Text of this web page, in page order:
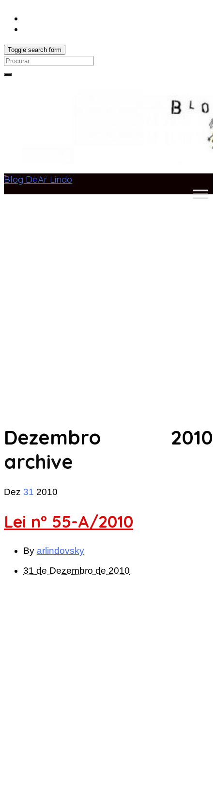
Toggle search form
Search
Blog DeAr Lindo
Dezembro 2010
archive
Dez 31 2010
Lei nº 55-A/2010
By arlindovsky
31 de Dezembro de 2010